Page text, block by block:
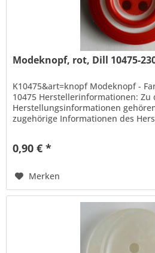
Modeknopf, rot, Dill 10475-
K10475&art=knopf Modeknopf -
10475 Herstellerinformationen: Zu
Herstellungsinformationen
zugehörige Informationen des
0,90 € *
Merken